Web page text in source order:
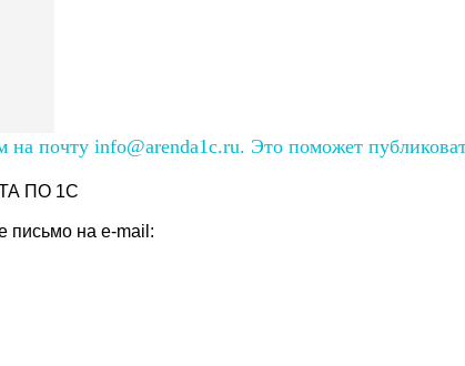
почту info@arenda1c.ru. Это поможет
ПО 1С
письмо на e-mail: